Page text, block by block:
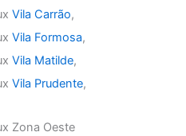
Vila Carrão,
Vila Formosa,
Vila Matilde,
Vila Prudente,
Zona Oeste